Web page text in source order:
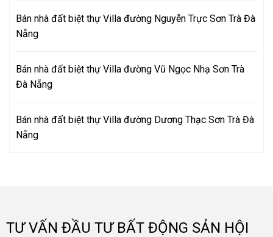
Bán nhà đất biệt thự Villa đường Nguyễn Trực Sơn Trà Đà
Nẵng
Bán nhà đất biệt thự Villa đường Vũ Ngọc Nhạ Sơn Trà
Đà Nẵng
Bán nhà đất biệt thự Villa đường Dương Thạc Sơn Trà Đà
Nẵng
TƯ VẤN ĐẦU TƯ BẤT ĐỘNG SẢN HỘI